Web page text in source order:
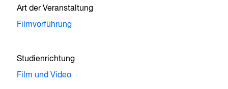
Art der Veranstaltung
Filmvorführung
Studienrichtung
Film und Video